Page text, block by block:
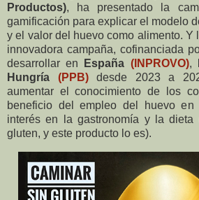
Productos), ha presentado la
gamificación para explicar el modelo
y el valor del huevo como alimento. Y
innovadora campaña, cofinanciada
desarrollar en
España (INPROVO),
Hungría (PPB)desde 2023 a
aumentar el conocimiento de los
beneficio del empleo del huevo
interés en la gastronomía y la dieta
gluten, y este producto lo es).